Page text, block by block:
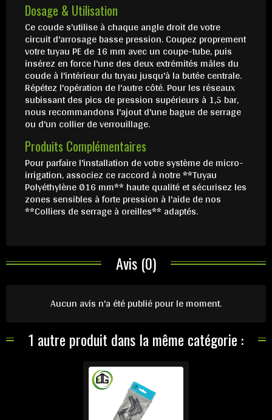
Dosage & Utilisation
Ce coude s'utilise à chaque angle droit de votre
circuit d'arrosage basse pression. Coupez proprement
votre tuyau PE de 16 mm avec un coupe-tube, puis
insérez en force l'une des deux extrémités mâles du
coude à l'intérieur du tuyau jusqu'à la butée centrale.
Répétez l'opération de l'autre côté. Pour les réseaux
subissant des pics de pression supérieurs à 1,5 bar,
nous recommandons l'ajout d'une bague de serrage
ou d'un collier de verrouillage.
Produits Complémentaires
Pour parfaire l'installation de votre système de micro-
irrigation, associez ce raccord à notre **Tuyau
Polyéthylène Ø16 mm** haute qualité et sécurisez les
zones sensibles à forte pression à l'aide de nos
**Colliers de serrage à oreilles** adaptés.
Avis (0)
Aucun avis n'a été publié pour le moment.
1 autre produit dans la même catégorie :